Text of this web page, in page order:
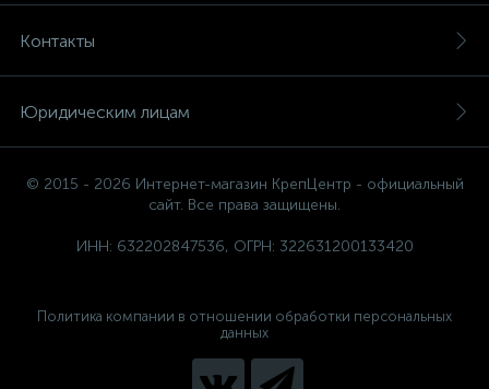
Контакты
Юридическим лицам
© 2015 - 2026 Интернет-магазин КрепЦентр - официальный
сайт. Все права защищены.
ИНН: 632202847536, ОГРН: 322631200133420
Политика компании в отношении обработки персональных
данных